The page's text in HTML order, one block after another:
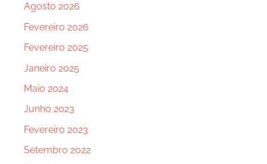
Agosto 2026
Fevereiro 2026
Fevereiro 2025
Janeiro 2025
Maio 2024
Junho 2023
Fevereiro 2023
Setembro 2022